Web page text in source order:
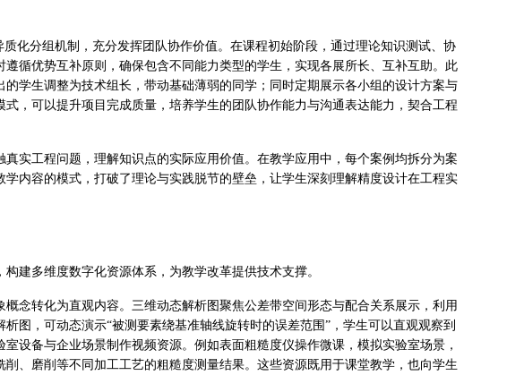
化分组机制，充分发挥团队协作价值。在课程初始阶段，通过理论知识测试、协
循优势互补原则，确保包含不同能力类型的学生，实现各展所长、互补互助。此
学生调整为技术组长，带动基础薄弱的同学；同时定期展示各小组的设计方案与
，可以提升项目完成质量，培养学生的团队协作能力与沟通表达能力，契合工程
实工程问题，理解知识点的实际应用价值。在教学应用中，每个案例均拆分为案
内容的模式，打破了理论与实践脱节的壁垒，让学生深刻理解精度设计在工程实
建多维度数字化资源体系，为教学改革提供技术支撑。
念转化为直观内容。三维动态解析图聚焦公差带空间形态与配合关系展示，利用
图，可动态演示“被测要素绕基准轴线旋转时的误差范围”，学生可以直观观察到
设备与企业场景制作视频资源。例如表面粗糙度仪操作微课，模拟实验室场景，
、磨削等不同加工工艺的粗糙度测量结果。这些资源既用于课堂教学，也向学生